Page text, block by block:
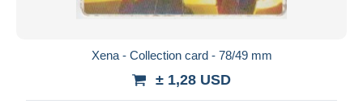
Xena - Collection card - 78/49 mm
± 1,28 USD